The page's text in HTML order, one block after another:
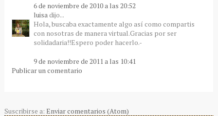
6 de noviembre de 2010 a las 20:52
luisa dijo...
Hola, buscaba exactamente algo así como compartis
con nosotras de manera virtual.Gracias por ser
solidadaria!!Espero poder hacerlo.-
9 de noviembre de 2011 a las 10:41
Publicar un comentario
Suscribirse a: Enviar comentarios (Atom)